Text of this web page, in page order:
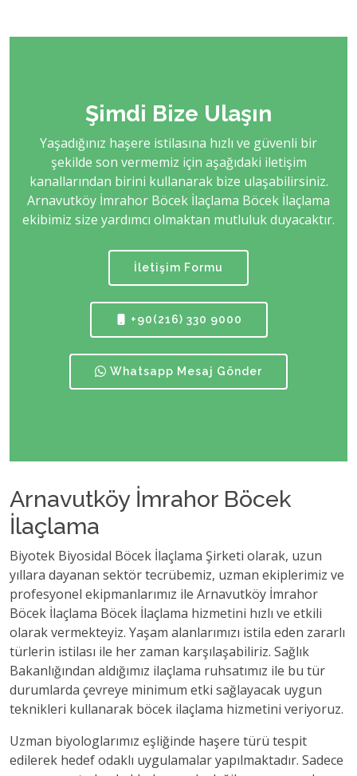
Şimdi Bize Ulaşın
Yaşadığınız haşere istilasına hızlı ve güvenli bir
şekilde son vermemiz için aşağıdaki iletişim
kanallarından birini kullanarak bize ulaşabilirsiniz.
Arnavutköy İmrahor Böcek İlaçlama Böcek İlaçlama
ekibimiz size yardımcı olmaktan mutluluk duyacaktır.
İletişim Formu
+90(216) 330 9000
Whatsapp Mesaj Gönder
Arnavutköy İmrahor Böcek
İlaçlama
Biyotek Biyosidal Böcek İlaçlama Şirketi olarak, uzun
yıllara dayanan sektör tecrübemiz, uzman ekiplerimiz ve
profesyonel ekipmanlarımız ile Arnavutköy İmrahor
Böcek İlaçlama Böcek İlaçlama hizmetini hızlı ve etkili
olarak vermekteyiz. Yaşam alanlarımızı istila eden zararlı
türlerin istilası ile her zaman karşılaşabiliriz. Sağlık
Bakanlığından aldığımız ilaçlama ruhsatımız ile bu tür
durumlarda çevreye minimum etki sağlayacak uygun
teknikleri kullanarak böcek ilaçlama hizmetini veriyoruz.
Uzman biyologlarımız eşliğinde haşere türü tespit
edilerek hedef odaklı uygulamalar yapılmaktadır. Sadece